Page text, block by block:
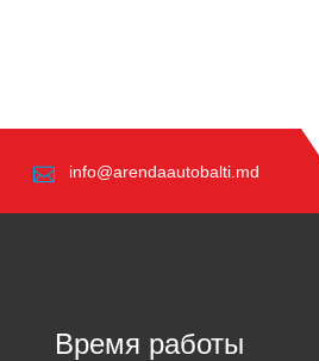
info@arendaautobalti.md
Время работы